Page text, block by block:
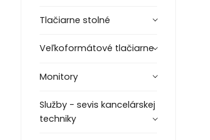
Tlačiarne stolné
Veľkoformátové tlačiarne
Monitory
Služby - sevis kancelárskej
techniky